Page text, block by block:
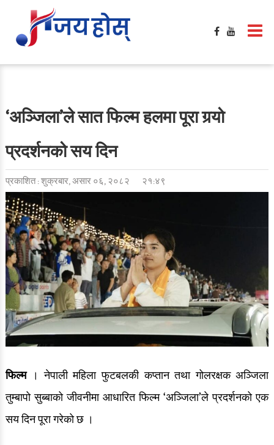
‘अञ्जिला’ले सात फिल्म हलमा पूरा गर्‍यो
प्रदर्शनको सय दिन
प्रकाशित : शुक्रबार, असार ०६, २०८२ २१:४९
फिल्म। नेपाली महिला फुटबलकी कप्तान तथा गोलरक्षक अञ्जिला
तुम्बापो सुब्बाको जीवनीमा आधारित फिल्म ‘अञ्जिला’ले प्रदर्शनको एक
सय दिन पूरा गरेको छ ।